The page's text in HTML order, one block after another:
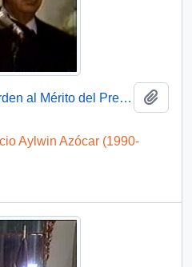
Recibe condecoración Orden al Mérito del Presidente de Colombia : video
Aylwin Azócar (1990-